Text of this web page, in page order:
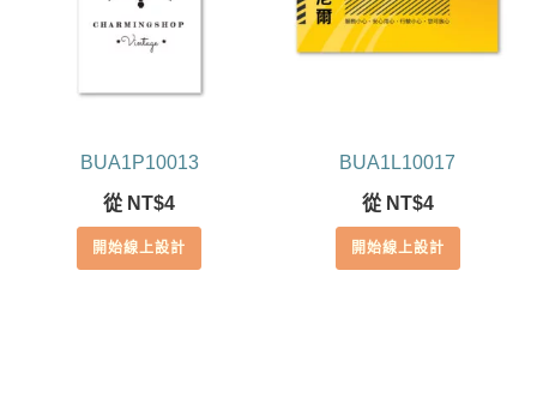
BUA1P10013
從 NT$4
開始線上設計
BUA1L10017
從 NT$4
開始線上設計